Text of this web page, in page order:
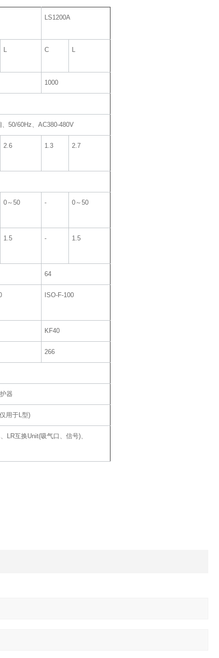
LS1200A
L C L
1000
50/60Hz、AC380-480V
2.6 1.3 2.7
0～50 ‐ 0～50
1.5 ‐ 1.5
64
ISO-F-100
KF40
266
器
用于L型)
LR互换Unit(吸气口、信号)、